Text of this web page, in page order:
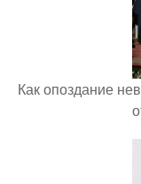
Как опоздание